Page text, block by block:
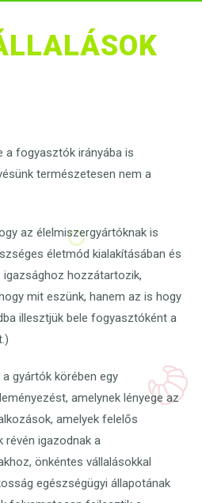
a fogyasztók irányába is
természetesen nem a
az élelmiszergyártóknak is
életmód kialakításában és
hozzátartozik,
mit eszünk, hanem az is hogy
illesztjük bele fogyasztóként a
gyártók körében egy
amelynek lényege az
amelyek felelős
révén igazodnak a
önkéntes vállalásokkal
egészségügyi állapotának